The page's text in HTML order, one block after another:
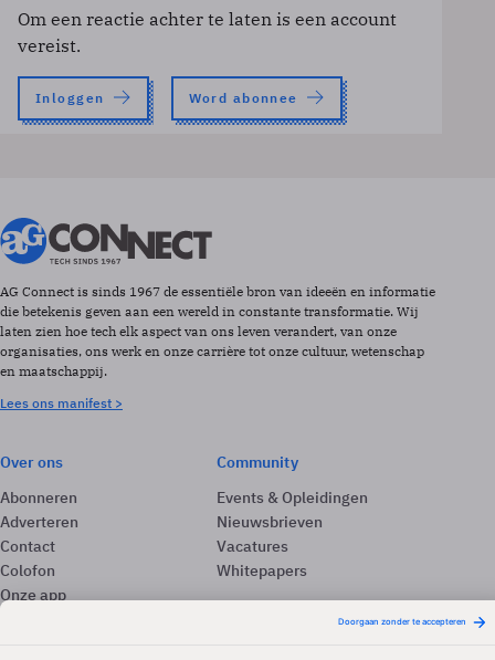
Om een reactie achter te laten is een account
vereist.
Inloggen Word abonnee
AG Connect is sinds 1967 de essentiële bron van ideeën en informatie
die betekenis geven aan een wereld in constante transformatie. Wij
laten zien hoe tech elk aspect van ons leven verandert, van onze
organisaties, ons werk en onze carrière tot onze cultuur, wetenschap
en maatschappij.
Lees ons manifest >
Over ons
Abonneren
Adverteren
Contact
Colofon
Onze app
Community
Events & Opleidingen
Nieuwsbrieven
Vacatures
Whitepapers